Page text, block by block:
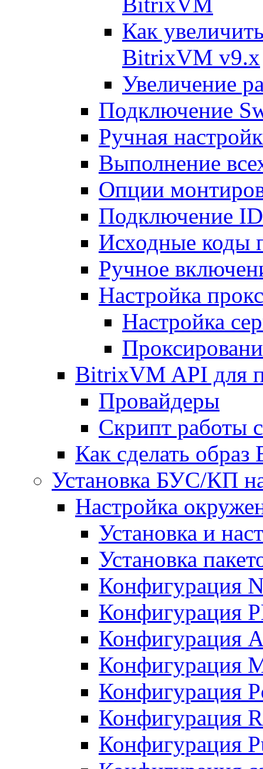
Как
BitrixVM v9.x
Увеличение
Подключение
Ручная
Выполнение
Опции
Подключение
Исходные коды
Ручное
Настройка
Настройка
BitrixVM API для
Провайдеры
Скрипт работы
Как сделать
Установка БУС/КП
Настройка
Установка и
Установка
Конфигурация
Конфигурация
Конфигурация
Конфигурация
Конфигурация
Конфигурация
Конфигурация